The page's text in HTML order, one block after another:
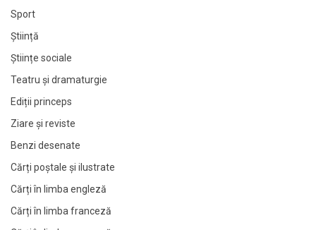
Sport
Știință
Științe sociale
Teatru și dramaturgie
Ediții princeps
Ziare şi reviste
Benzi desenate
Cărți poștale și ilustrate
Cărți în limba engleză
Cărți în limba franceză